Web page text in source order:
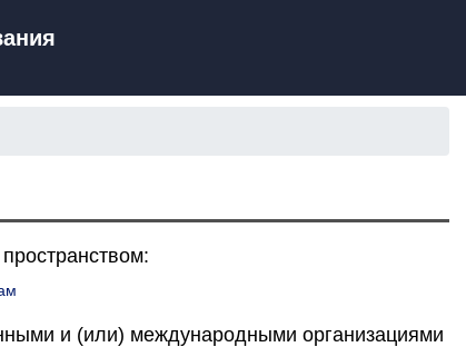
и (или) международными организациями